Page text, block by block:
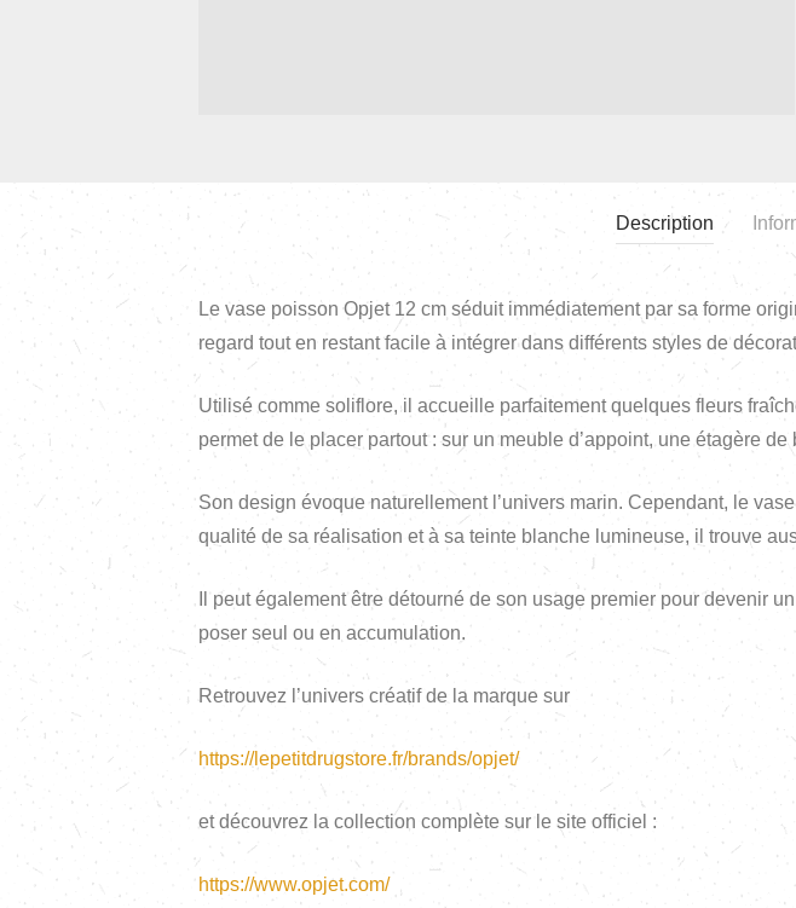
Description
Le vase poisson Opjet 12 cm séduit immédiatement par sa forme
regard tout en restant facile à intégrer dans différents styles de
Utilisé comme soliflore, il accueille parfaitement quelques fleurs
permet de le placer partout : sur un meuble d’appoint, une étagère
Son design évoque naturellement l’univers marin. Cependant, le
qualité de sa réalisation et à sa teinte blanche lumineuse, il trouve
Il peut également être détourné de son usage premier pour devenir
poser seul ou en accumulation.
Retrouvez l’univers créatif de la marque sur
https://lepetitdrugstore.fr/brands/opjet/
et découvrez la collection complète sur le site officiel :
https://www.opjet.com/